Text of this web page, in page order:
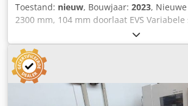
Toestand: nieuw, Bouwjaar: 2023,
2300 mm, 104 mm doorlaat EVS
Koeling 2 stuks MT5 Center Standaard
gereedschap Csdpjptabajfx Ahroha
part lijst 3 klauw 12" Sk type 2 assige
FAGOR Quick change draaibeitel turret bj